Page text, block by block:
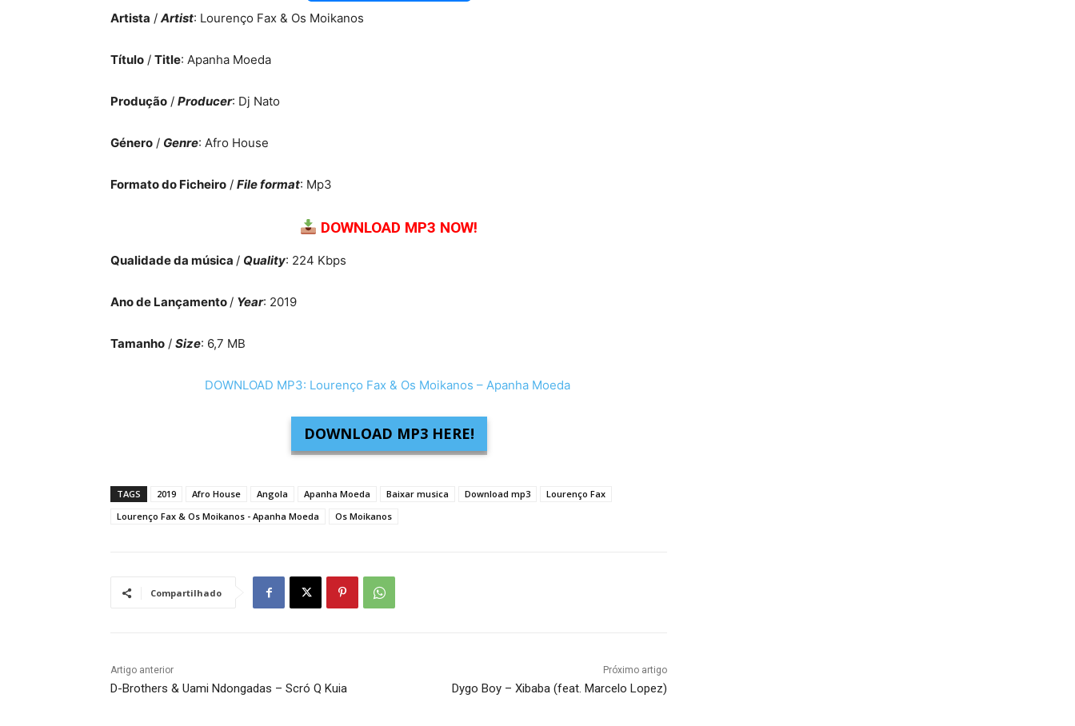
Artista / Artist: Lourenço Fax & Os Moikanos
Título / Title: Apanha Moeda
Produção / Producer: Dj Nato
Género / Genre: Afro House
Formato do Ficheiro / File format: Mp3
DOWNLOAD MP3 NOW!
Qualidade da música / Quality: 224 Kbps
Ano de Lançamento / Year: 2019
Tamanho / Size: 6,7 MB
DOWNLOAD MP3: Lourenço Fax & Os Moikanos – Apanha Moeda
DOWNLOAD MP3 HERE!
TAGS 2019 Afro House Angola Apanha Moeda Baixar musica Download mp3
Lourenço Fax
Lourenço Fax & Os Moikanos - Apanha Moeda
Os Moikanos
Compartilhado
Artigo anterior
D-Brothers & Uami Ndongadas – Scró Q Kuia
Próximo artigo
Dygo Boy – Xibaba (feat. Marcelo Lopez)